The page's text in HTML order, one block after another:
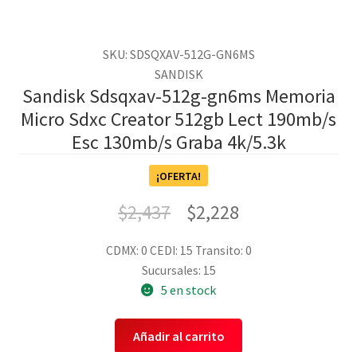
SKU: SDSQXAV-512G-GN6MS
SANDISK
Sandisk Sdsqxav-512g-gn6ms Memoria
Micro Sdxc Creator 512gb Lect 190mb/s
Esc 130mb/s Graba 4k/5.3k
¡OFERTA!
$2,437 $2,228
CDMX: 0 CEDI: 15 Transito: 0
Sucursales: 15
5 en stock
Añadir al carrito